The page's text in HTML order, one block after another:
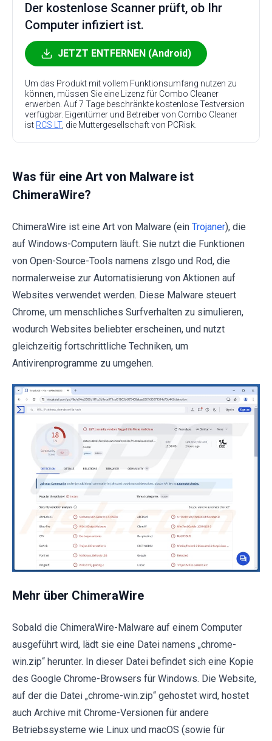
Der kostenlose Scanner prüft, ob Ihr
Computer infiziert ist.
JETZT ENTFERNEN (Android)
Um das Produkt mit vollem Funktionsumfang nutzen zu
können, müssen Sie eine Lizenz für Combo Cleaner
erwerben. Auf 7 Tage beschränkte kostenlose Testversion
verfügbar. Eigentümer und Betreiber von Combo Cleaner
ist RCS LT, die Muttergesellschaft von PCRisk.
Was für eine Art von Malware ist
ChimeraWire?
ChimeraWire ist eine Art von Malware (ein Trojaner), die
auf Windows-Computern läuft. Sie nutzt die Funktionen
von Open-Source-Tools namens zlsgo und Rod, die
normalerweise zur Automatisierung von Aktionen auf
Websites verwendet werden. Diese Malware steuert
Chrome, um menschliches Surfverhalten zu simulieren,
wodurch Websites beliebter erscheinen, und nutzt
gleichzeitig fortschrittliche Techniken, um
Antivirenprogramme zu umgehen.
Mehr über ChimeraWire
Sobald die ChimeraWire-Malware auf einem Computer
ausgeführt wird, lädt sie eine Datei namens „chrome-
win.zip“ herunter. In dieser Datei befindet sich eine Kopie
des Google Chrome-Browsers für Windows. Die Website,
auf der die Datei „chrome-win.zip“ gehostet wird, hostet
auch Archive mit Chrome-Versionen für andere
Betriebssysteme wie Linux und macOS (sowie für